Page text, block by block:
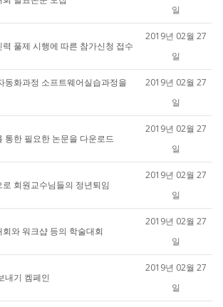
일
력 풀제 시행에 따른 참가신청 접수
2019년 02월 27
일
동화과정 소프트웨어실습과정을
2019년 02월 27
일
통한 필요한 논문을 다운로드
2019년 02월 27
일
로 회원교수님들의 정년퇴임
2019년 02월 27
일
와 워크샵 등의 학술대회
2019년 02월 27
일
내기 켐페인
2019년 02월 27
일